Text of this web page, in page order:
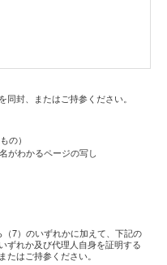
同封、またはご持参ください。
の）
がわかるページの写し
7）のいずれかに加えて、下記の
ずれか及び代理人自身を証明する
たはご持参ください。